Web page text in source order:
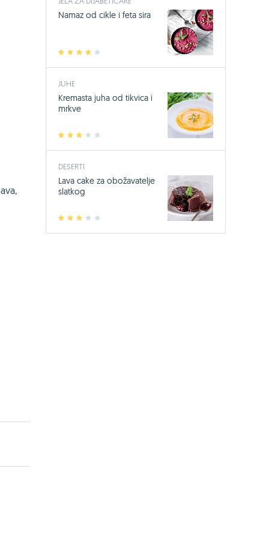
2 3 4
Namaz od cikle i feta sira
JUHE
2 3 4
Kremasta juha od tikvica i
mrkve
DESERTI
2 3 4
Lava cake za obožavatelje
slatkog